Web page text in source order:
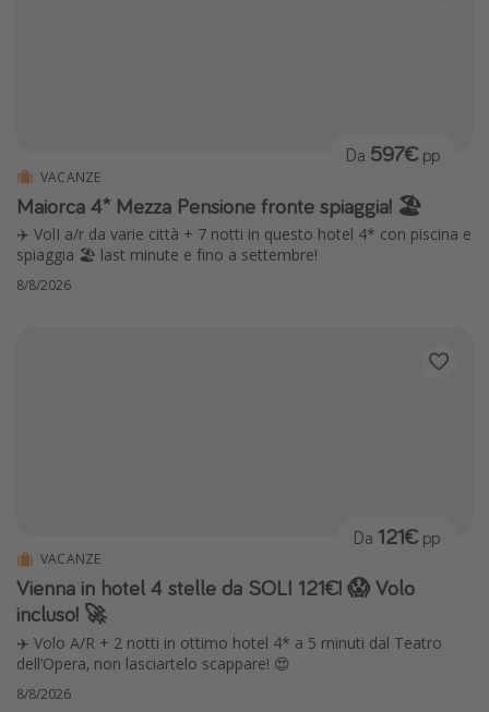
VACANZE
Maiorca 4* Mezza Pensione fronte spiaggia! 🏖️
✈️ VolI a/r da varie città + 7 notti in questo hotel 4* con piscina e
spiaggia 🏖️ last minute e fino a settembre!
Da 597€ pp
8/8/2026
VACANZE
Vienna in hotel 4 stelle da SOLI 121€! 😱 Volo
incluso! 🚀
✈️ Volo A/R + 2 notti in ottimo hotel 4* a 5 minuti dal Teatro
dell’Opera, non lasciartelo scappare! 😍
Da 121€ pp
8/8/2026